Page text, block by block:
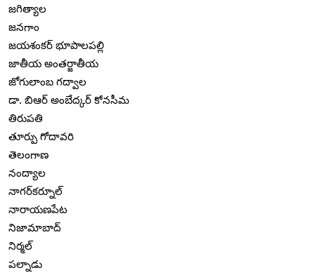
జగిత్యాల
జనగాం
జయశంకర్ భూపాలపల్లి
జాతీయ అంతర్జాతీయ
జోగులాంబ గద్వాల
డా. బిఆర్ అంబేద్కర్ కోనసీమ
తిరుపతి
తూర్పు గోదావరి
తెలంగాణ
నంద్యాల
నాగర్‌కర్నూల్
నారాయణపేట
నిజామాబాద్
నిర్మల్
పల్నాడు